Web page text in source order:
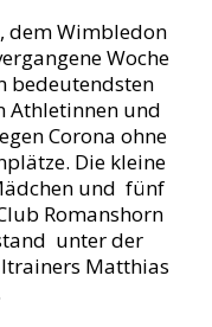
dem Wimbledon
Woche
bedeutendsten
Athletinnen und
Corona ohne
Die kleine
und fünf
Romanshorn
unter der
Matthias